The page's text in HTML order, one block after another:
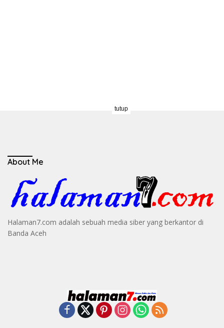
About Me
Halaman7.com adalah sebuah media siber yang berkantor di
Banda Aceh
tutup